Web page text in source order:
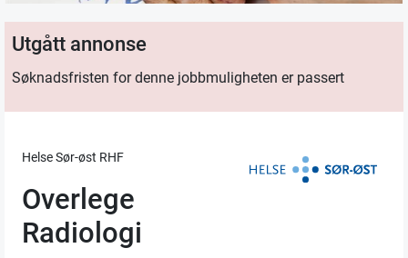
Utgått annonse
Søknadsfristen for denne jobbmuligheten er passert
Helse Sør-øst RHF
Overlege
Radiologi